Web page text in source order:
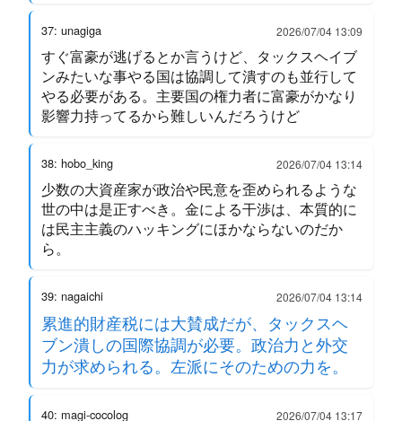
37: unagiga 2026/07/04 13:09
すぐ富豪が逃げるとか言うけど、タックスヘイブ
ンみたいな事やる国は協調して潰すのも並行して
やる必要がある。主要国の権力者に富豪がかなり
影響力持ってるから難しいんだろうけど
38: hobo_king 2026/07/04 13:14
少数の大資産家が政治や民意を歪められるような
世の中は是正すべき。金による干渉は、本質的に
は民主主義のハッキングにほかならないのだか
ら。
39: nagaichi 2026/07/04 13:14
累進的財産税には大賛成だが、タックスヘ
ブン潰しの国際協調が必要。政治力と外交
力が求められる。左派にそのための力を。
40: magi-cocolog 2026/07/04 13:17